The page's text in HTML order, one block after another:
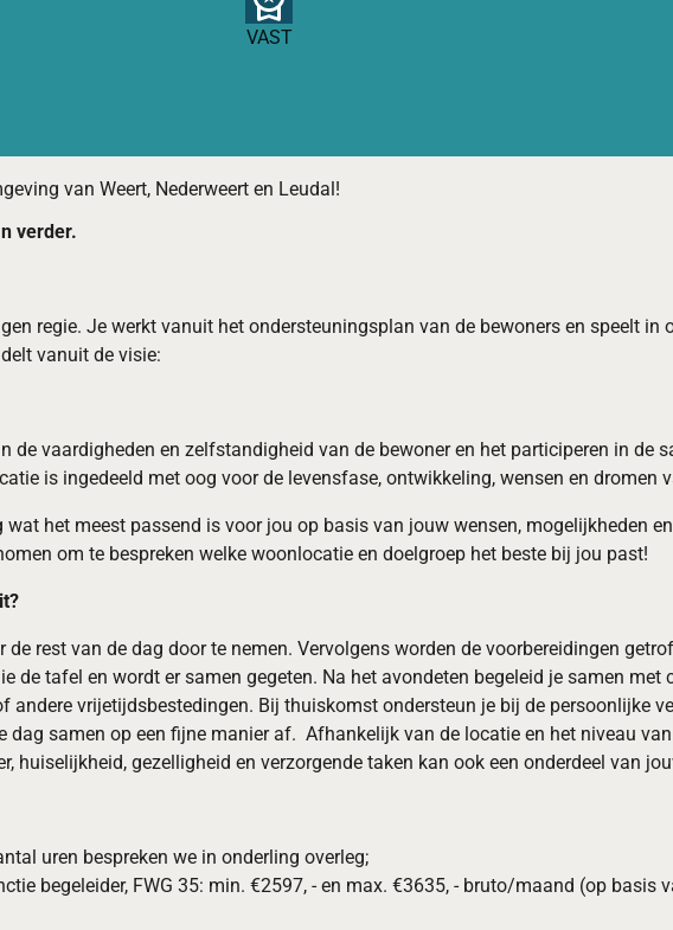
VAST
van Weert, Nederweert en Leudal!
verder.
regie. Je werkt vanuit het ondersteuningsplan van de bewoners en speelt in
vanuit de visie:
vaardigheden en zelfstandigheid van de bewoner en het participeren in de
is ingedeeld met oog voor de levensfase, ontwikkeling, wensen en dromen
het meest passend is voor jou op basis van jouw wensen, mogelijkheden
om te bespreken welke woonlocatie en doelgroep het beste bij jou past!
rest van de dag door te nemen. Vervolgens worden de voorbereidingen
de tafel en wordt er samen gegeten. Na het avondeten begeleid je samen met
vrijetijdsbestedingen. Bij thuiskomst ondersteun je bij de persoonlijke
samen op een fijne manier af. Afhankelijk van de locatie en het niveau
huiselijkheid, gezelligheid en verzorgende taken kan ook een onderdeel van
uren bespreken we in onderling overleg;
begeleider, FWG 35: min. €2597, - en max. €3635, - bruto/maand (op